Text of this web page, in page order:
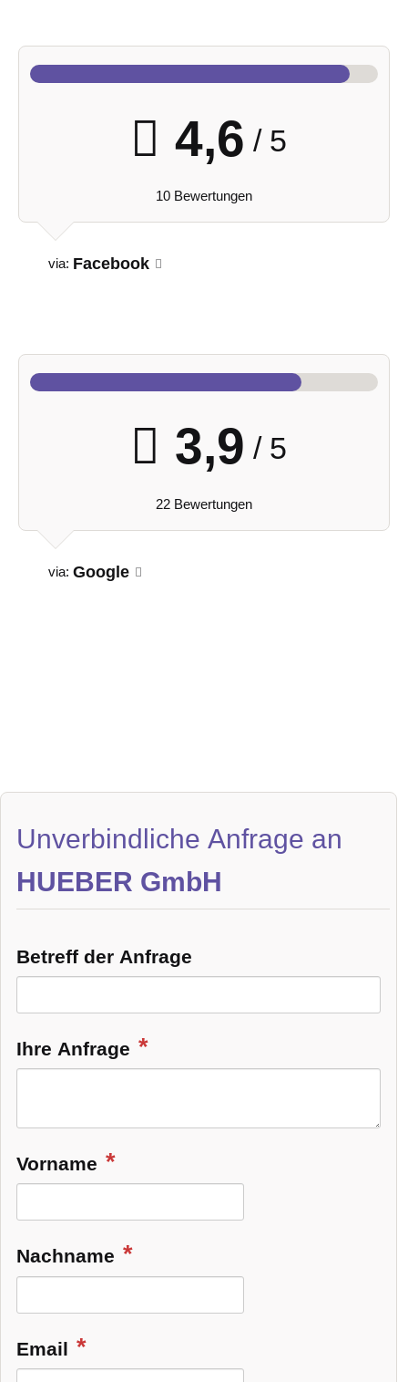
4,6 / 5
10 Bewertungen
via: Facebook
3,9 / 5
22 Bewertungen
via: Google
Unverbindliche Anfrage an
HUEBER GmbH
Betreff der Anfrage
Ihre Anfrage
Vorname
Nachname
Email